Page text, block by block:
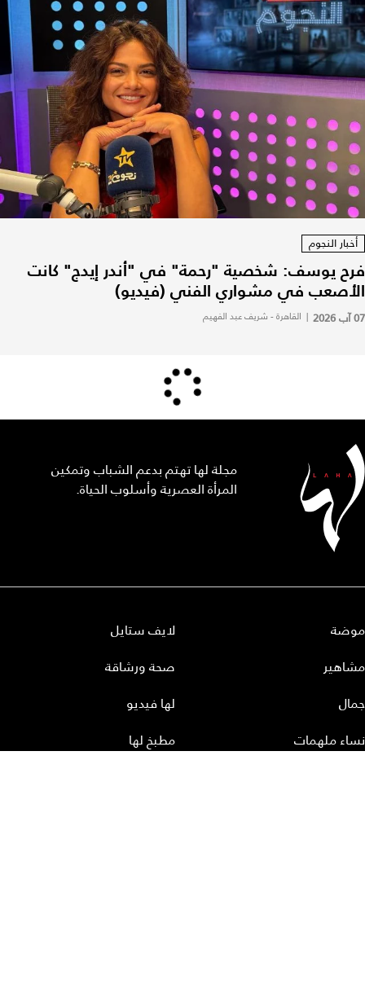
أخبار النجوم
فرح يوسف: شخصية "رحمة" في "أندر إيدج" كانت
الأصعب في مشواري الفني (فيديو)
07 آب 2026 | القاهرة - شريف عبد الفهيم
مجلة لها تهتم بدعم الشباب وتمكين
المرأة العصرية وأسلوب الحياة.
موضة
مشاهير
جمال
نساء ملهمات
لايف ستايل
صحة ورشاقة
لها فيديو
مطبخ لها